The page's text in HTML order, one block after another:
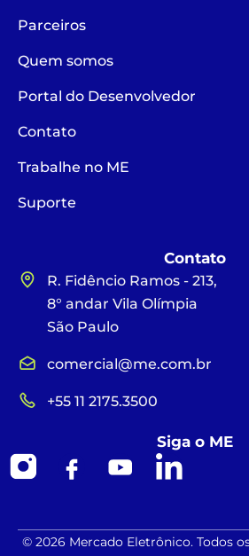
Parceiros
Quem somos
Portal do Desenvolvedor
Contato
Trabalhe no ME
Suporte
Contato
R. Fidêncio Ramos - 213,
8° andar Vila Olímpia
São Paulo
comercial@me.com.br
+55 11 2175.3500
Siga o ME
© 2026 Mercado Eletrônico. Todos